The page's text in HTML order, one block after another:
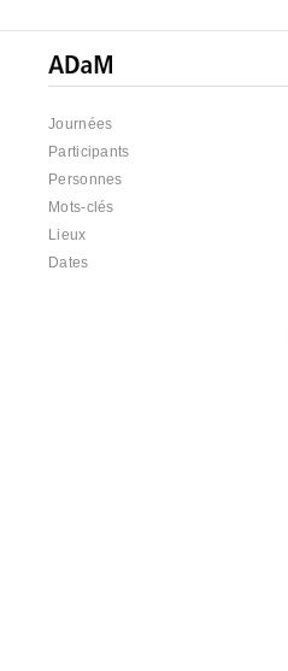
Journées
Participants
Personnes
Mots-clés
Lieux
Dates